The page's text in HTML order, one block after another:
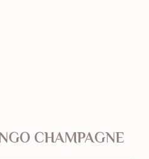
CHAMPAGNE